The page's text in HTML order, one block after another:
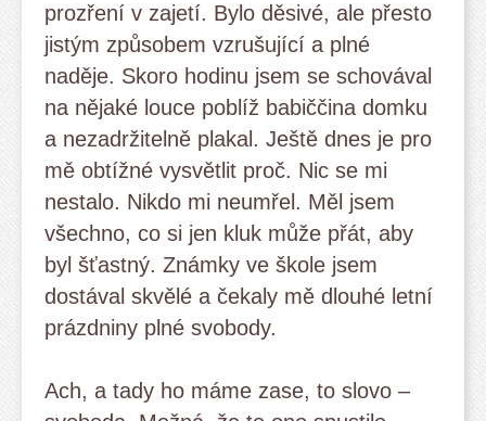
prozření v zajetí. Bylo děsivé, ale přesto
jistým způsobem vzrušující a plné
naděje. Skoro hodinu jsem se schovával
na nějaké louce poblíž babiččina domku
a nezadržitelně plakal. Ještě dnes je pro
mě obtížné vysvětlit proč. Nic se mi
nestalo. Nikdo mi neumřel. Měl jsem
všechno, co si jen kluk může přát, aby
byl šťastný. Známky ve škole jsem
dostával skvělé a čekaly mě dlouhé letní
prázdniny plné svobody.
Ach, a tady ho máme zase, to slovo –